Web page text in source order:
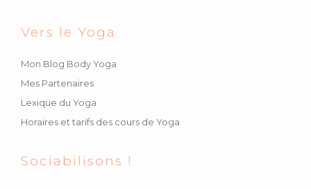
Vers le Yoga
Mon Blog Body Yoga
Mes Partenaires
Lexique du Yoga
Horaires et tarifs des cours de Yoga
Sociabilisons !